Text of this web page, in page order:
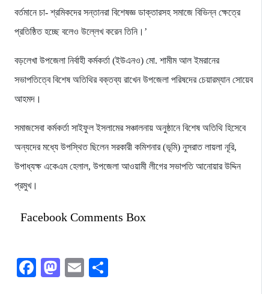
বর্তমানে চা- শ্রমিকদের সন্তানরা বিশেষজ্ঞ ডাক্তারসহ সমাজে বিভিন্ন ক্ষেত্রে
প্রতিষ্ঠিত হচ্ছে বলেও উল্লেখ করেন তিনি।’
বড়লেখা উপজেলা নির্বাহী কর্মকর্তা (ইউএনও) মো. শামীম আল ইমরানের
সভাপতিত্বে বিশেষ অতিথির বক্তব্য রাখেন উপজেলা পরিষদের চেয়ারম্যান সোয়েব
আহমদ।
সমাজসেবা কর্মকর্তা সাইফুল ইসলামের সঞ্চালনায় অনুষ্ঠানে বিশেষ অতিথি হিসেবে
অন্যদের মধ্যে উপস্থিত ছিলেন সরকারী কমিশনার (ভূমি) নুসরাত লায়লা নূরি,
উপাধ্যক্ষ একেএম হেলাল, উপজেলা আওয়ামী লীগের সভাপতি আনোয়ার উদ্দিন
প্রমুখ।
Facebook Comments Box
Facebook
Mastodon
Email